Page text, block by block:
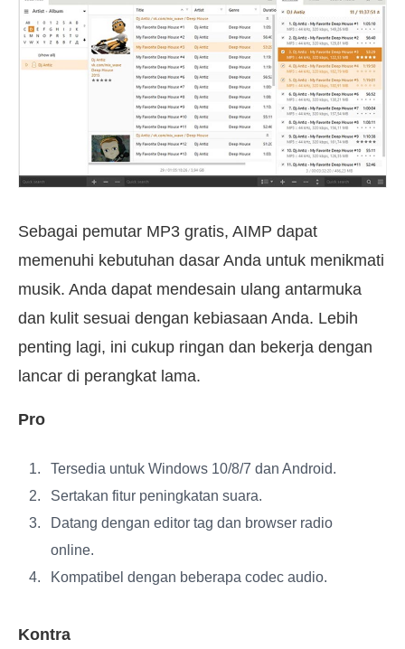
Sebagai pemutar MP3 gratis, AIMP dapat
memenuhi kebutuhan dasar Anda untuk menikmati
musik. Anda dapat mendesain ulang antarmuka
dan kulit sesuai dengan kebiasaan Anda. Lebih
penting lagi, ini cukup ringan dan bekerja dengan
lancar di perangkat lama.
Pro
Tersedia untuk Windows 10/8/7 dan Android.
Sertakan fitur peningkatan suara.
Datang dengan editor tag dan browser radio
online.
Kompatibel dengan beberapa codec audio.
Kontra